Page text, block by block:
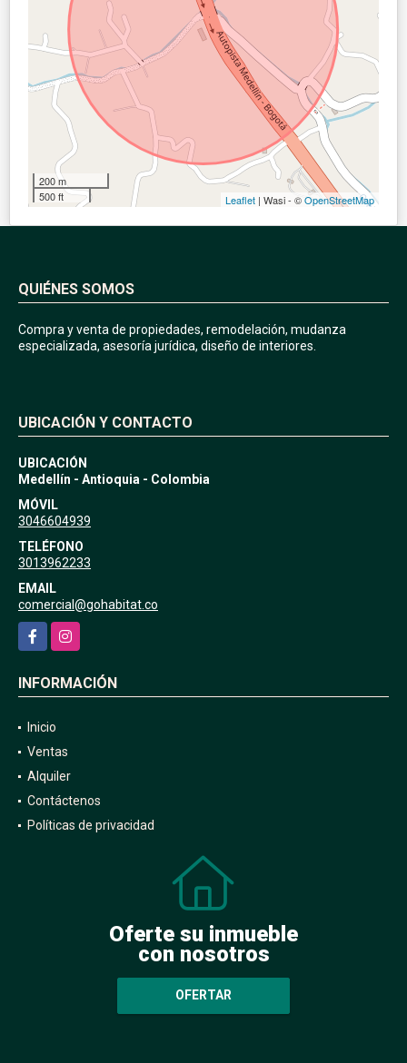
200 m
500 ft
Leaflet | Wasi - ©OpenStreetMap
QUIÉNES SOMOS
Compra y venta de propiedades, remodelación, mudanza
especializada, asesoría jurídica, diseño de interiores.
UBICACIÓN Y CONTACTO
UBICACIÓN
Medellín - Antioquia - Colombia
MÓVIL
3046604939
TELÉFONO
3013962233
EMAIL
comercial@gohabitat.co
FacebookInstagram
INFORMACIÓN
Inicio
Ventas
Alquiler
Contáctenos
Políticas de privacidad
Oferte su inmueble
con nosotros
OFERTAR